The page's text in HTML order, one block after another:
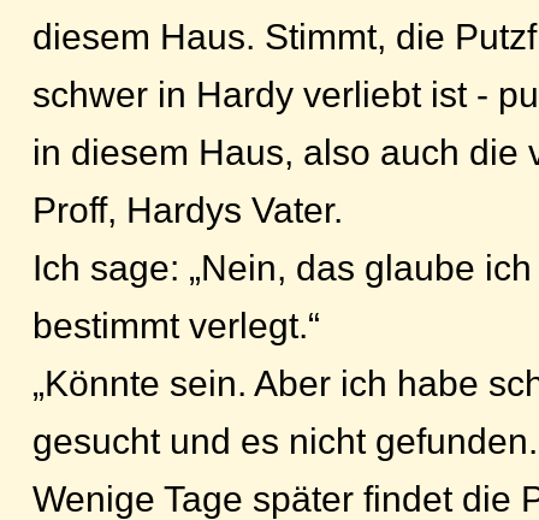
diesem Haus. Stimmt, die
schwer in Hardy verliebt ist -
in diesem Haus, also auch die
Proff, Hardys Vater.
Ich sage: „Nein, das glaube
bestimmt verlegt.“
„Könnte sein. Aber ich habe
gesucht und es nicht
Wenige Tage später findet die